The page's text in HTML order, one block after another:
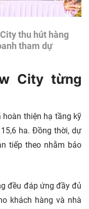
thu hút hàng
tham dự
City từng
hoàn thiện hạ tầng kỹ
ha. Đồng thời, dự
tiếp theo nhằm bảo
đều đáp ứng đầy đủ
khách hàng và nhà